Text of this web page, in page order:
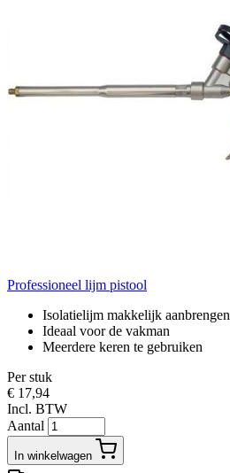
Professioneel lijm pistool
Isolatielijm makkelijk aanbrengen
Ideaal voor de vakman
Meerdere keren te gebruiken
Per stuk
€ 17,94
Incl. BTW
Aantal
In winkelwagen